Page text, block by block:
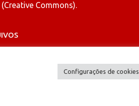
Creative Commons).
Configurações de cookies